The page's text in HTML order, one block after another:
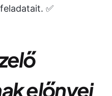
✅
előnyei